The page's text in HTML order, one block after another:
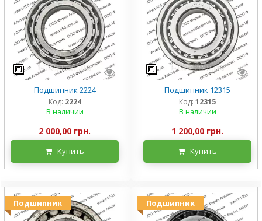
Подшипник 2224
Код: 2224
В наличии
2 000,00 грн.
Купить
Подшипник 12315
Код: 12315
В наличии
1 200,00 грн.
Купить
Подшипник Подшипник